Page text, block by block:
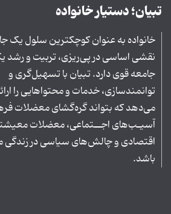
تبیان؛ دستیار خانواده
خانواده به عنوان کوچکترین سلول یک
نقشی اساسی در پی‌ریزی، تربیت و رشد
جامعه قوی دارد. تبیان با تسهیل‌گری و
توانمندسازی، خدمات و محتواهایی را
می‌دهد که بتواند گره‌گشای معضلات
آسیـب‌های اجــتماعی، معضلات
اقتصادی و چالش‌های سیاسی در زندگی
باشد.